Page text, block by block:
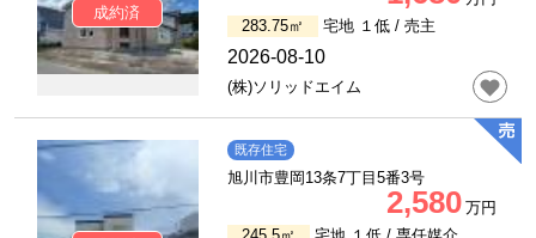
成約済
283.75㎡
宅地 １低 / 売主
2026-08-10
(株)ソリッドエイム
既存住宅
旭川市豊岡13条7丁目5番3号
2,580 万円